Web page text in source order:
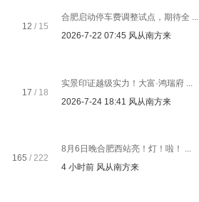
12 / 15
合肥启动停车费调整试点，期待全 ...
2026-7-22 07:45 风从南方来
17 / 18
实景印证越级实力！大富·鸿瑞府 ...
2026-7-24 18:41 风从南方来
165 / 222
8月6日晚合肥西站亮！灯！啦！ ...
4 小时前 风从南方来